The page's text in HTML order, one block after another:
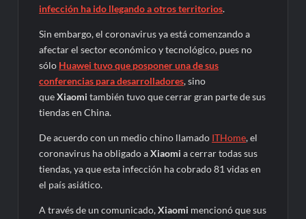
infección ha ido llegando a otros territorios.
Sin embargo, el coronavirus ya está comenzando a
afectar el sector económico y tecnológico, pues no
sólo Huawei tuvo que posponer una de sus
conferencias para desarrolladores, sino
queXiaomitambién tuvo que cerrar gran parte de sus
tiendas en China.
De acuerdo con un medio chino llamado ITHome, el
coronavirus ha obligado aXiaomia cerrar todas sus
tiendas, ya que esta infección ha cobrado 81 vidas en
el país asiático.
A través de un comunicado,Xiaomi mencionó que sus